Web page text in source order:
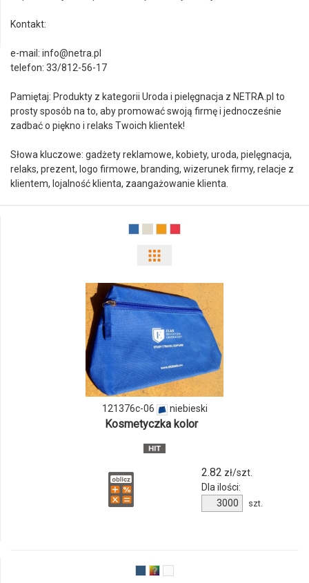
Kontakt:
e-mail: info@netra.pl
telefon: 33/812-56-17
Pamiętaj: Produkty z kategorii Uroda i pielęgnacja z NETRA.pl to
prosty sposób na to, aby promować swoją firmę i jednocześnie
zadbać o piękno i relaks Twoich klientek!
Słowa kluczowe: gadżety reklamowe, kobiety, uroda, pielęgnacja,
relaks, prezent, logo firmowe, branding, wizerunek firmy, relacje z
klientem, lojalność klienta, zaangażowanie klienta.
odmiany
i
ilości
produktu
121376c-
06
121376c-06 niebieski
Kosmetyczka kolor
2.82 zł/szt.
Dla ilości:
Ilość
produktu
szt.